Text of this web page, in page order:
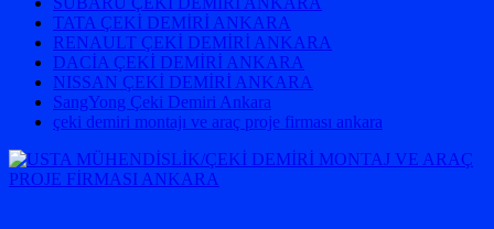
TATA ÇEKİ DEMİRİ ANKARA
RENAULT ÇEKİ DEMİRİ ANKARA
DACİA ÇEKİ DEMİRİ ANKARA
NISSAN ÇEKİ DEMİRİ ANKARA
SangYong Çeki Demiri Ankara
çeki demiri montajı ve araç proje firması ankara